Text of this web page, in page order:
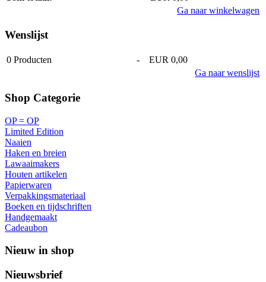
Ga naar winkelwagen
Wenslijst
0 Producten -
EUR 0,00
Ga naar wenslijst
Shop Categorie
OP = OP
Limited Edition
Naaien
Haken en breien
Lawaaimakers
Houten artikelen
Papierwaren
Verpakkingsmateriaal
Boeken en tijdschriften
Handgemaakt
Cadeaubon
Nieuw in shop
Nieuwsbrief